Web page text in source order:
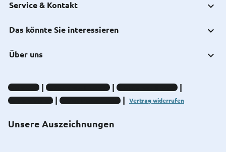
Service & Kontakt
Das könnte Sie interessieren
Über uns
Unsere Auszeichnungen
Impressum Datenschutz-Hinweise
Compliance-Hinweise
Barrierefreiheit
Cookie-Einstellungen Vertrag widerrufen